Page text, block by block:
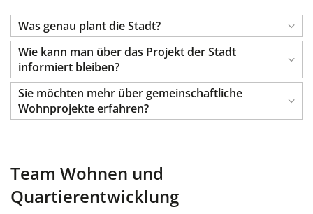
Was genau plant die Stadt?
Wie kann man über das Projekt der Stadt
informiert bleiben?
Sie möchten mehr über gemeinschaftliche
Wohnprojekte erfahren?
Team Wohnen und
Quartierentwicklung